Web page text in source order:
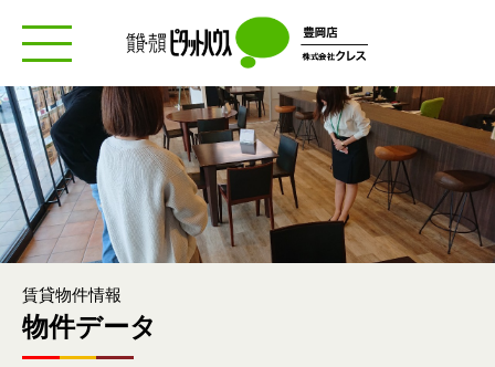
toggle navigation
賃貸物件情報
物件データ